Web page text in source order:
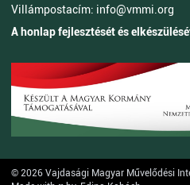
Villámpostacím: info@vmmi.org
A honlap fejlesztését és
© 2026 Vajdasági Magyar Művelődési